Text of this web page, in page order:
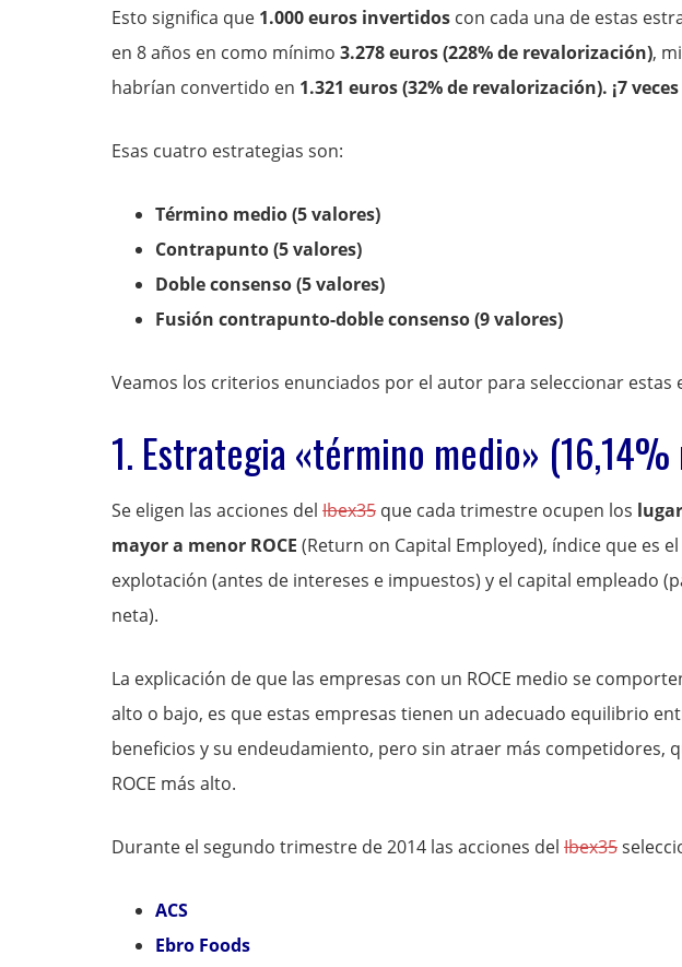
Esto significa que 1.000 euros invertidos con cada una de estas
en 8 años en como mínimo 3.278 euros (228% de revalorización),
habrían convertido en 1.321 euros (32% de revalorización). ¡7
Esas cuatro estrategias son:
Término medio (5 valores)
Contrapunto (5 valores)
Doble consenso (5 valores)
Fusión contrapunto-doble consenso (9 valores)
Veamos los criterios enunciados por el autor para seleccionar estas
1. Estrategia «término medio»
Se eligen las acciones del Ibex35 que cada trimestre ocupen los
mayor a menor ROCE (Return on Capital Employed), índice que es
explotación (antes de intereses e impuestos) y el capital empleado
neta).
La explicación de que las empresas con un ROCE medio se
alto o bajo, es que estas empresas tienen un adecuado equilibrio
beneficios y su endeudamiento, pero sin atraer más competidores,
ROCE más alto.
Durante el segundo trimestre de 2014 las acciones del Ibex35
ACS
Ebro Foods